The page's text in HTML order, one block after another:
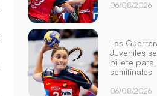
06/08/2026
Las
Juveniles
billete para
semifinales
06/08/2026